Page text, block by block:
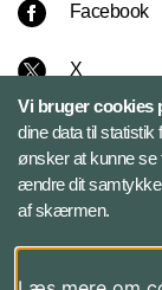
Facebook
X
Instagram
Bluesky
LinkedIn
Vi bruger cookies
dine data til
ønsker at kunne se
ændre dit samtykke
af skærmen.